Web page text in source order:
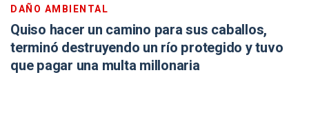
DAÑO AMBIENTAL
Quiso hacer un camino para sus caballos,
terminó destruyendo un río protegido y tuvo
que pagar una multa millonaria